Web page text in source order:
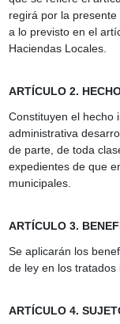
regirá por la
a lo previsto en el
Haciendas Locales.
ARTÍCULO 2.
Constituyen el hecho
administrativa
de parte, de toda
expedientes de que
municipales.
ARTÍCULO 3.
Se aplicarán los
de ley en los tratados
ARTÍCULO 4.